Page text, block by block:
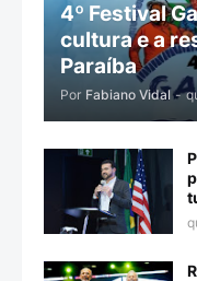
4º Festival
cultura e a
Paraíba
Por Fabiano Vidal -